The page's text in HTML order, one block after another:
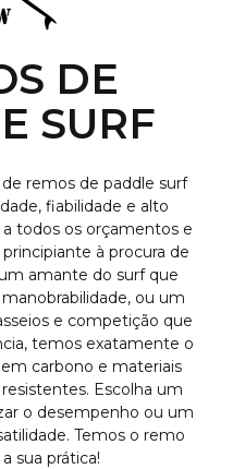
DE
SURF
remos de paddle surf
fiabilidade e alto
todos os orçamentos e
à procura de
amante do surf que
ou um
e competição que
temos exatamente o
carbono e materiais
Escolha um
o desempenho ou um
Temos o remo
sua prática!